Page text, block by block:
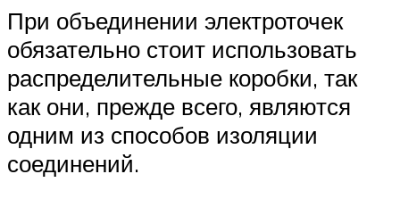
При объединении электроточек
обязательно стоит использовать
распределительные коробки, так
как они, прежде всего, являются
одним из способов изоляции
соединений.